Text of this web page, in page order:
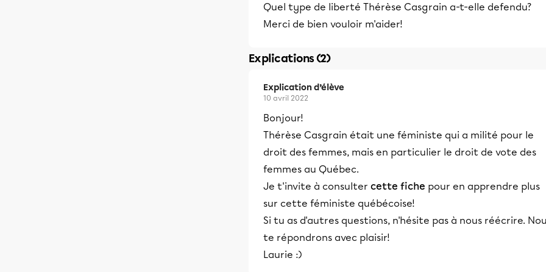
Quel type de liberté Thérèse Casgrain a-t-elle defendu?
Merci de bien vouloir m'aider!
Explications (2)
Explication d’élève
10 avril 2022
Bonjour!
Thérèse Casgrain était une féministe qui a milité pour le
droit des femmes, mais en particulier le droit de vote des
femmes au Québec.
Je t'invite à consulter cette fiche pour en apprendre plus
sur cette féministe québécoise!
Si tu as d'autres questions, n'hésite pas à nous réécrire.
te répondrons avec plaisir!
Laurie :)